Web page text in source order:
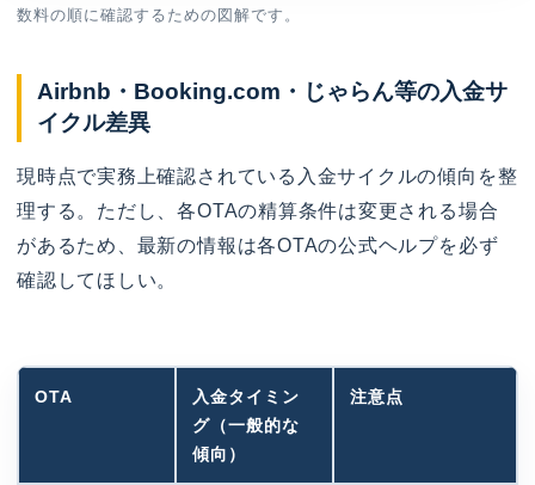
数料の順に確認するための図解です。
Airbnb・Booking.com・じゃらん等の入金サ
イクル差異
現時点で実務上確認されている入金サイクルの傾向を整
理する。ただし、各OTAの精算条件は変更される場合
があるため、最新の情報は各OTAの公式ヘルプを必ず
確認してほしい。
OTA
入金タイミン
グ（一般的な
傾向）
注意点